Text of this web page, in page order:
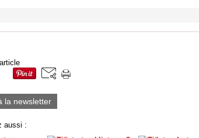
la newsletter
aussi :